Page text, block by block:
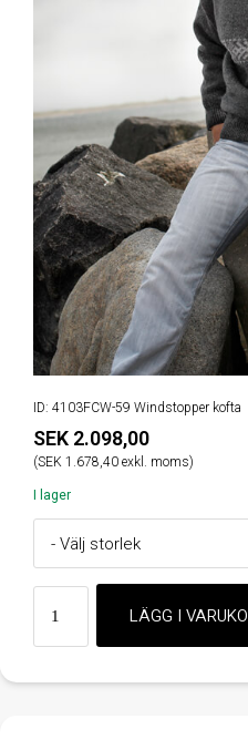
ID: 4103FCW-59 Windstopper kofta
SEK 2.098,00
(SEK 1.678,40 exkl. moms)
I lager